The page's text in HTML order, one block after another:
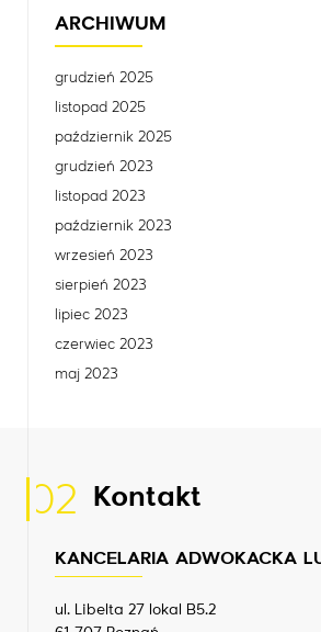
ARCHIWUM
grudzień 2025
listopad 2025
październik 2025
grudzień 2023
listopad 2023
październik 2023
wrzesień 2023
sierpień 2023
lipiec 2023
czerwiec 2023
maj 2023
02 Kontakt
KANCELARIA ADWOKACKA
ul. Libelta 27 lokal B5.2